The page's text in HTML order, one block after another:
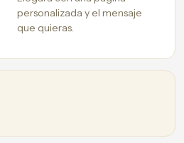
personalizada y el mensaje
que quieras.